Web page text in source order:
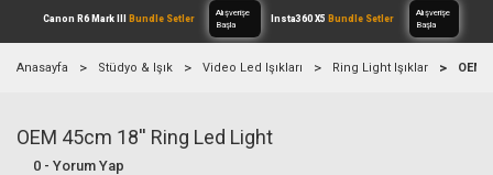
Canon R6 Mark IIIBundle Setler
Anasayfa Stüdyo & Işık Video Led Işıkları Ring Light Işıklar OEM
OEM 45cm 18'' Ring Led Light
0 - Yorum Yap